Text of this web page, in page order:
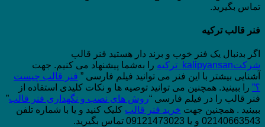
تماس بگیرید.
فنر قالب ترکیه
اگر بدنبال یک فنر خوب و برند دار هستید فنر قالب
شرکتkalipyansan ترکیه
را به‌شما پیشنهاد می کنیم. جهت
آشنایی بیشتر با این فنر می توانید فیلم فارسی ” فنر قالب چیست
؟” را ببینید. همچنین می توانید توصیه ها و نکات کلیدی استفاده از
فنر قالب را در فیلم فارسی “روش های نصب و نگهداری فنر قالب”
ببینید . همچنین جهت خرید فنر قالب کلیک کنید و یا با شماره تلفن
02140663543 و یا 09121473023 تماس بگیرید.